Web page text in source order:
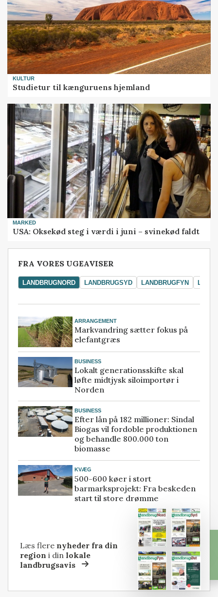
KULTUR
Studietur til kænguruens hjemland
MARKED
USA: Oksekød steg i værdi i juni – svinekød faldt
FRA VORES UGEAVISER
LANDBRUGNORD LANDBRUGSYD LANDBRUGFYN
ARRANGEMENT
Markvandring sætter fokus på
elefantgræs
BUSINESS
Lokalt generationsskifte skal
løfte midtjysk siloimportør i
Norden
BUSINESS
Efter lån på 182 millioner: Sindal
Biogas vil fordoble produktionen
og behandle 800.000 ton
biomasse
KVÆG
500-600 køer i stort
barmarksprojekt: Fra beskeden
start til store drømme
Læs flere nyheder fra din
region i dinlokale
landbrugsavis